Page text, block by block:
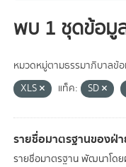
พบ 1 ชุดข้อมู
หมวดหมู่ตามธรรมาภิบาลข้
XLS
แท็ค: SD
รายชื่อมาตรฐานของฝ่
รายชื่อมาตรฐาน พัฒนาโด